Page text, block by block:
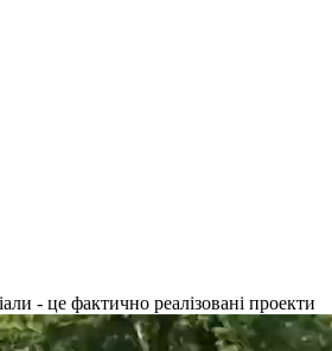
- це фактично реалізовані проекти